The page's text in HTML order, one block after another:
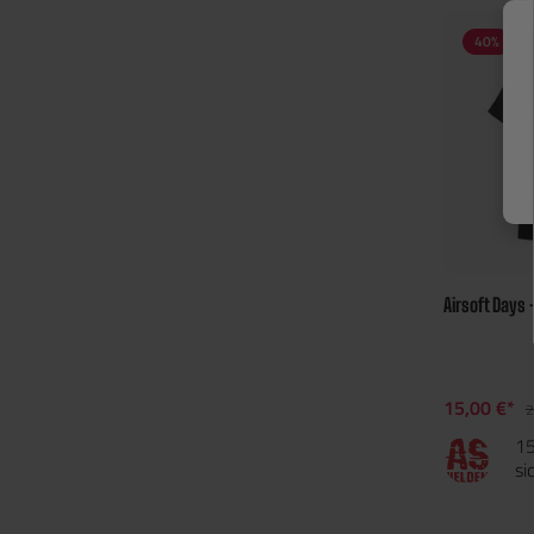
40%
Airsoft Days
15,00 €*